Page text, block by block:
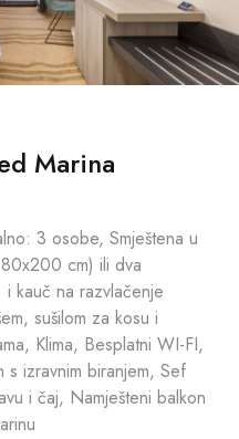
Marina
3 osobe, Smještena u
cm) ili dva
kauč na razvlačenje
sušilom za kosu i
Klima, Besplatni WI-FI,
izravnim biranjem, Sef
i čaj, Namješteni balkon